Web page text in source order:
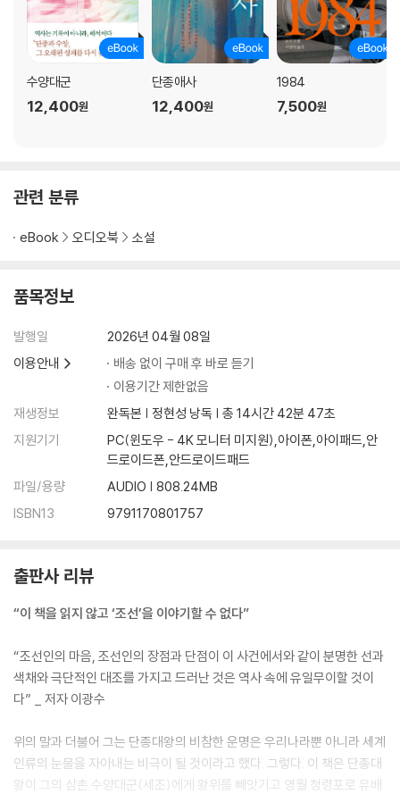
수양대군
12,400원
단종애사
12,400원
1984
7,500원
관련 분류
eBook 오디오북 소설
품목정보
발행일
2026년 04월 08일
이용안내
배송 없이 구매 후 바로 듣기
이용기간 제한없음
재생정보
완독본 | 정현성 낭독 | 총 14시간 42분 47초
지원기기
PC(윈도우 - 4K 모니터 미지원),아이폰,아이패드,안
드로이드폰,안드로이드패드
파일/용량
AUDIO | 808.24MB
ISBN13
9791170801757
출판사 리뷰
“이 책을 읽지 않고 ‘조선’을 이야기할 수 없다”
“조선인의 마음, 조선인의 장점과 단점이 이 사건에서와 같이 분명한 선과
색채와 극단적인 대조를 가지고 드러난 것은 역사 속에 유일무이할 것이
다” _ 저자 이광수
위의 말과 더불어 그는 단종대왕의 비참한 운명은 우리나라뿐 아니라 세계
인류의 눈물을 자아내는 비극이 될 것이라고 했다. 그렇다. 이 책은 단종대
왕이 그의 삼촌 수양대군(세조)에게 왕위를 빼앗기고 영월 청령포로 유배